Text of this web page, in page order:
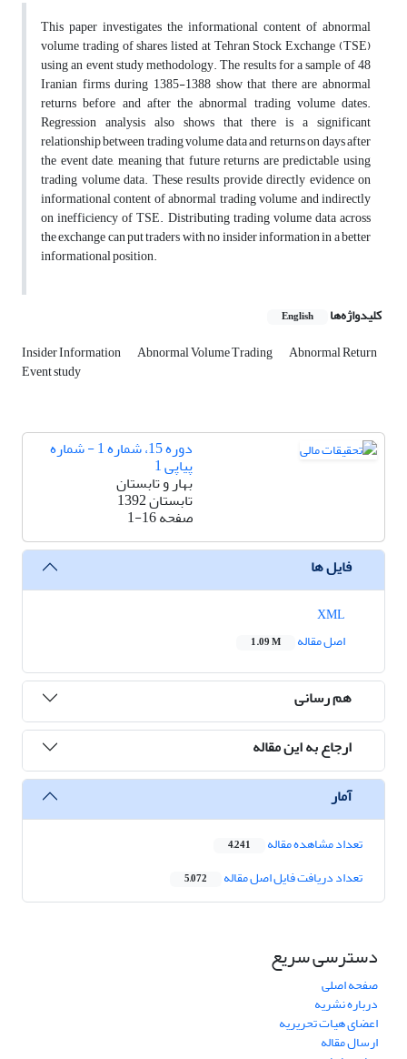
This paper investigates the informational content of abnormal
volume trading of shares listed at Tehran Stock Exchange (TSE)
using an event study methodology. The results for a sample of 48
Iranian firms during 1385-1388 show that there are abnormal
returns before and after the abnormal trading volume dates.
Regression analysis also shows that there is a significant
relationship between trading volume data and returns on days after
the event date, meaning that future returns are predictable using
trading volume data. These results provide directly evidence on
informational content of abnormal trading volume and indirectly
on inefficiency of TSE. Distributing trading volume data across
the exchange can put traders with no insider information in a better
informational position.
کلیدواژه‌ها English
Insider Information Abnormal Volume Trading Abnormal Return
Event study
دوره 15، شماره 1 - شماره
پیاپی 1
بهار و تابستان
تابستان 1392
صفحه1-16
فایل ها
اصل مقاله
1.09 M
هم رسانی
ارجاع به این مقاله
آمار
تعداد مشاهده مقاله 4,241
تعداد دریافت فایل اصل مقاله 5,072
دسترسی سریع
صفحه اصلی
درباره نشریه
اعضای هیات تحریریه
ارسال مقاله